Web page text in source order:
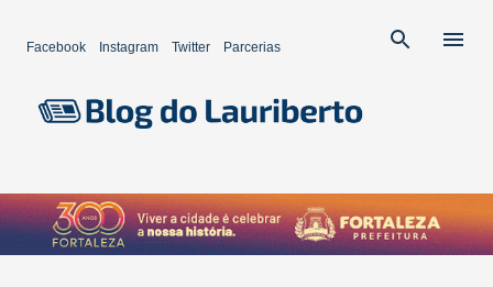
Facebook Instagram Twitter Parcerias